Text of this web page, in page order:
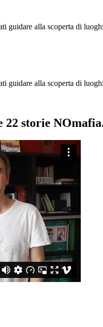
guidare alla scoperta di
guidare alla scoperta di
storie